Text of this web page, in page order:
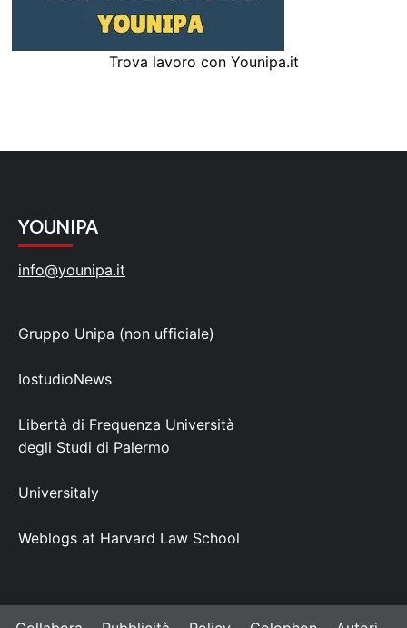
Trova lavoro con Younipa.it
YOUNIPA
info@younipa.it
Gruppo Unipa (non ufficiale)
IostudioNews
Libertà di Frequenza Università
degli Studi di Palermo
Universitaly
Weblogs at Harvard Law School